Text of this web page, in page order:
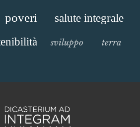
poveri salute integrale
sviluppo terra